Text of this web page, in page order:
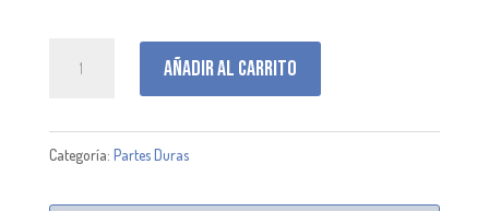
Añadir al carrito
Categoría: Partes Duras